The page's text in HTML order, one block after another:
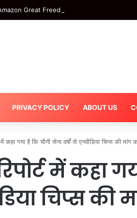
Great Freedom Sale में Smart TV पर
PRIVACY POLICY ABOUT US
कहा गया है कि चीनी सेना वर्षों से एनवीडिया चिप्स की
में कहा
चिप्स की